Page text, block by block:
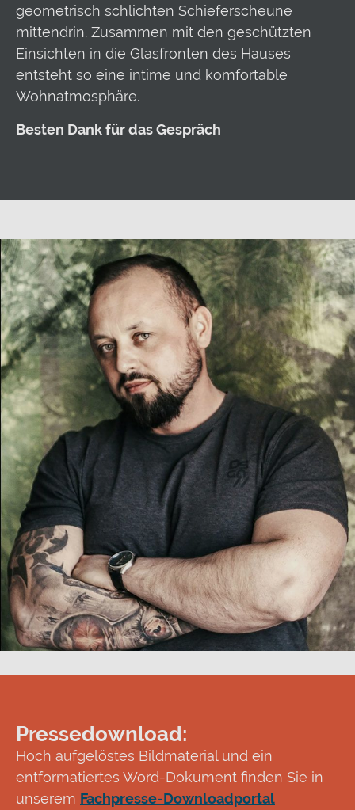
geometrisch schlichten Schieferscheune
mittendrin. Zusammen mit den geschützten
Einsichten in die Glasfronten des Hauses
entsteht so eine intime und komfortable
Wohnatmosphäre.
Besten Dank für das Gespräch
Pressedownload:
Hoch aufgelöstes Bildmaterial und ein
entformatiertes Word-Dokument finden Sie in
unserem Fachpresse-Downloadportal